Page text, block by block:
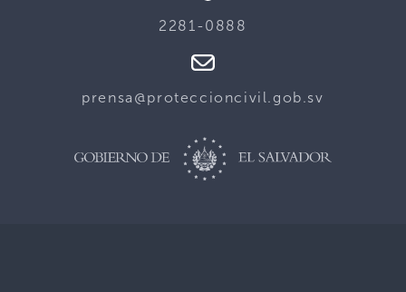
2281-0888
prensa@proteccioncivil.gob.sv